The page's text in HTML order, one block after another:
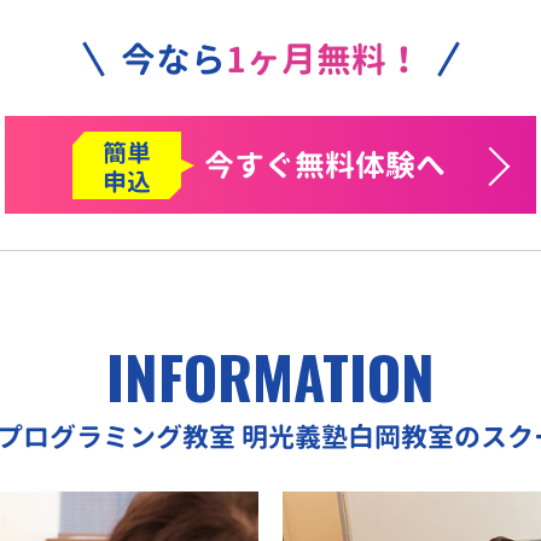
今なら1ヶ月無料！
簡単
申込
今すぐ無料体験へ
INFORMATION
ログラミング教室 明光義塾白岡教室のス